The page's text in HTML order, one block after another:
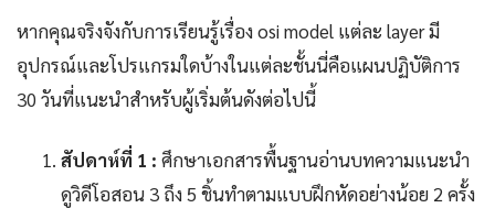
หากคุณจริงจังกับการเรียนรู้เรื่อง osi model แต่ละ layer มี
อุปกรณ์และโปรแกรมใดบ้างในแต่ละชั้นนี่คือแผนปฏิบัติการ
30 วันที่แนะนำสำหรับผู้เริ่มต้นดังต่อไปนี้
สัปดาห์ที่ 1 : ศึกษาเอกสารพื้นฐานอ่านบทความแนะนำ
ดูวิดีโอสอน 3 ถึง 5 ชิ้นทำตามแบบฝึกหัดอย่างน้อย 2 ครั้ง